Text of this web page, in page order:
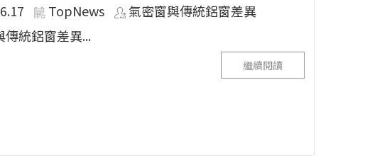
TopNews
氣密窗與傳統鋁窗差異
傳統鋁窗差異...
繼續閱讀